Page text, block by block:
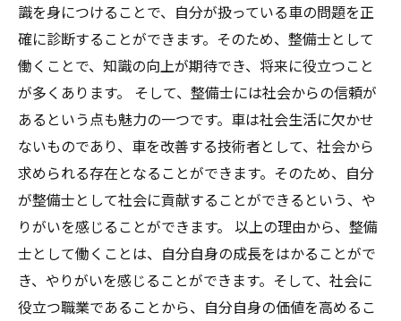
識を身につけることで、自分が扱っている車の問題を正
確に診断することができます。そのため、整備士として
働くことで、知識の向上が期待でき、将来に役立つこと
が多くあります。 そして、整備士には社会からの信頼が
あるという点も魅力の一つです。車は社会生活に欠かせ
ないものであり、車を改善する技術者として、社会から
求められる存在となることができます。そのため、自分
が整備士として社会に貢献することができるという、や
りがいを感じることができます。 以上の理由から、整備
士として働くことは、自分自身の成長をはかることがで
き、やりがいを感じることができます。そして、社会に
役立つ職業であることから、自分自身の価値を高めるこ